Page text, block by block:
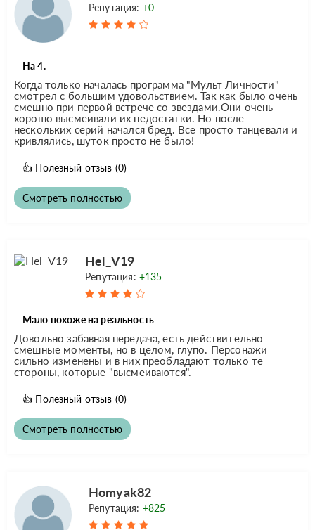
Репутация: +0
На 4.
Когда только началась программа "Мульт Личности"
смотрел с большим удовольствием. Так как было очень
смешно при первой встрече со звездами.Они очень
хорошо высмеивали их недостатки. Но после
нескольких серий начался бред. Все просто танцевали и
кривлялись, шуток просто не было!
👍 Полезный отзыв (0)
Смотреть полностью
Hel_V19
Репутация: +135
Мало похоже на реальность
Довольно забавная передача, есть действительно
смешные моменты, но в целом, глупо. Персонажи
сильно изменены и в них преобладают только те
стороны, которые "высмеиваются".
👍 Полезный отзыв (0)
Смотреть полностью
Homyak82
Репутация: +825